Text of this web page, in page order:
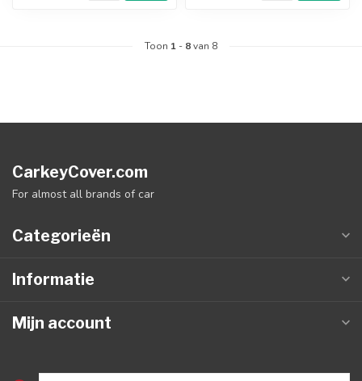
Toon 1 - 8van 8
CarkeyCover.com
For almost all brands of car
Categorieën
Informatie
Mijn account